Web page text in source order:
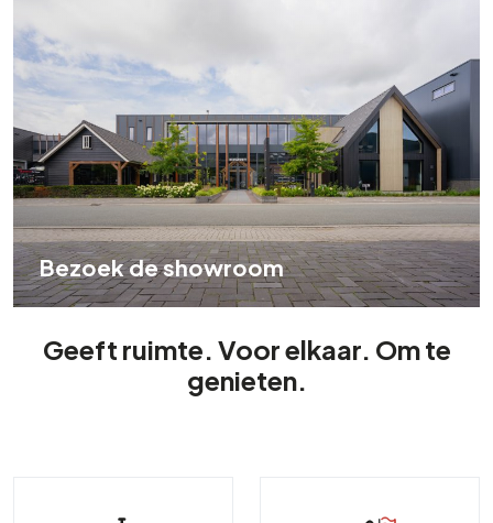
Bezoek de showroom
Geeft ruimte. Voor elkaar. Om te
genieten.